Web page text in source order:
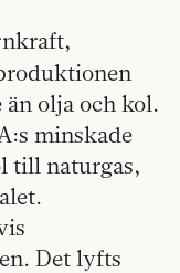
olja och kol.
minskade
till naturgas,
Det lyfts